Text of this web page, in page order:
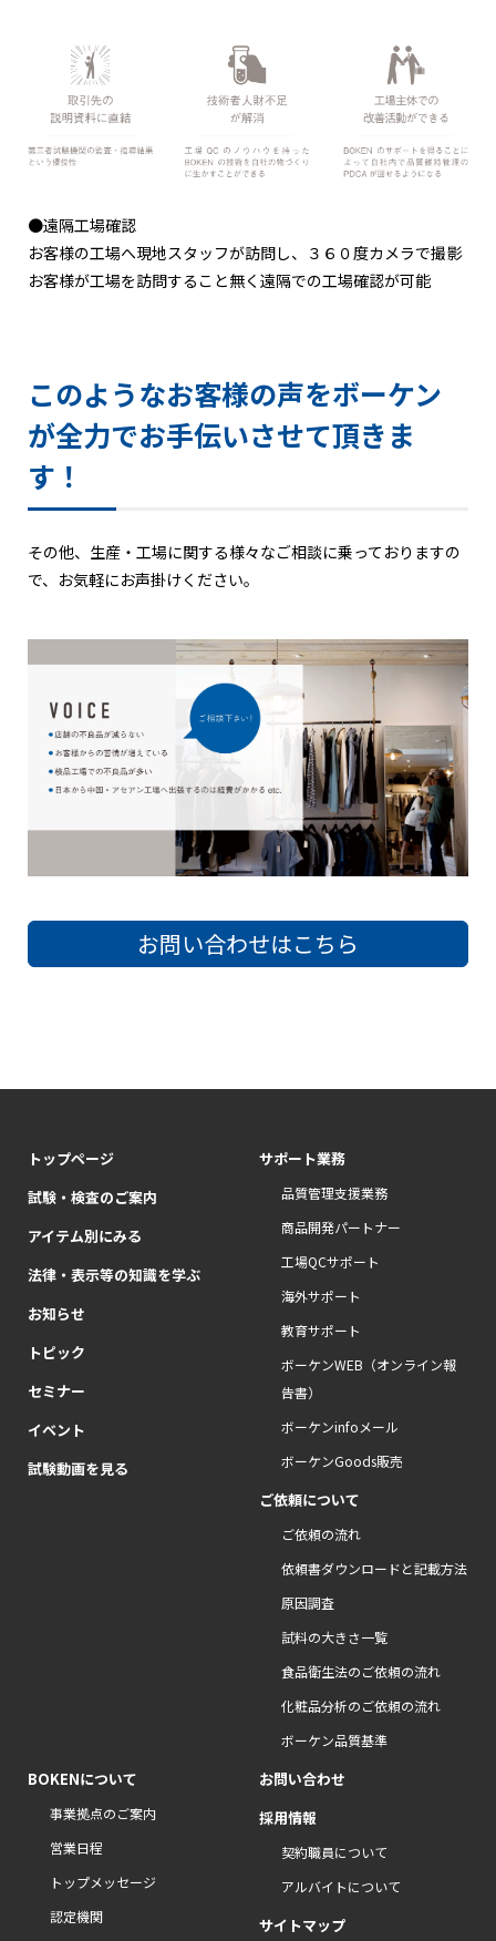
●遠隔工場確認
お客様の工場へ現地スタッフが訪問し、３６０度カメラで撮影
お客様が工場を訪問すること無く遠隔での工場確認が可能
このようなお客様の声をボーケン
が全力でお手伝いさせて頂きま
す！
その他、生産・工場に関する様々なご相談に乗っておりますの
で、お気軽にお声掛けください。
お問い合わせはこちら
トップページ
試験・検査のご案内
アイテム別にみる
法律・表示等の知識を学ぶ
お知らせ
トピック
セミナー
イベント
試験動画を見る
サポート業務
品質管理支援業務
商品開発パートナー
工場QCサポート
海外サポート
教育サポート
ボーケンWEB（オンライン報
告書）
ボーケンinfoメール
ボーケンGoods販売
ご依頼について
ご依頼の流れ
依頼書ダウンロードと記載方法
原因調査
試料の大きさ一覧
食品衛生法のご依頼の流れ
化粧品分析のご依頼の流れ
ボーケン品質基準
BOKENについて
事業拠点のご案内
営業日程
トップメッセージ
認定機関
お問い合わせ
採用情報
契約職員について
アルバイトについて
サイトマップ